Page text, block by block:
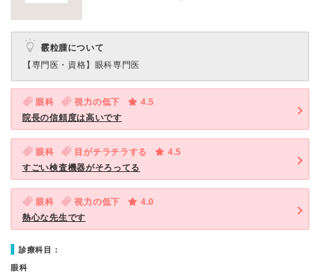
霰粒腫について
【専門医・資格】 眼科専門医
眼科 視力の低下
4.5
院長の信頼度は高いです
眼科 目がチラチラする
4.5
すごい検査機器がそろってる
眼科 視力の低下
4.0
熱心な先生です
診療科目：
眼科